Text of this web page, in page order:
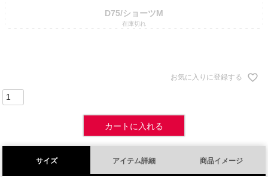
D75/ショーツM
在庫切れ
お気に入りに登録する
カートに入れる
サイズ アイテム詳細 商品イメージ